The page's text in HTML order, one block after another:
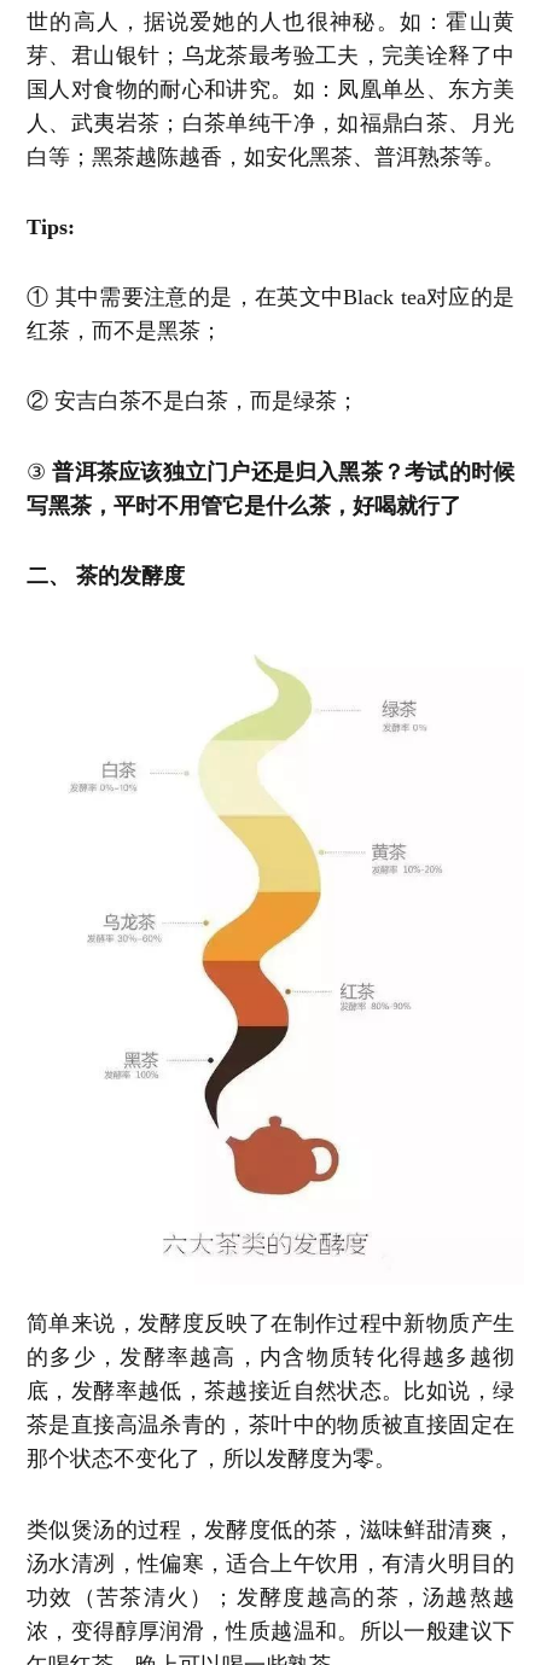
世的高人，据说爱她的人也很神秘。如：霍山黄
芽、君山银针；乌龙茶最考验工夫，完美诠释了中
国人对食物的耐心和讲究。如：凤凰单丛、东方美
人、武夷岩茶；白茶单纯干净，如福鼎白茶、月光
白等；黑茶越陈越香，如安化黑茶、普洱熟茶等。
Tips:
① 其中需要注意的是，在英文中Black tea对应的是
红茶，而不是黑茶；
② 安吉白茶不是白茶，而是绿茶；
③普洱茶应该独立门户还是归入黑茶？考试的时候
写黑茶，平时不用管它是什么茶，好喝就行了
二、 茶的发酵度
简单来说，发酵度反映了在制作过程中新物质产生
的多少，发酵率越高，内含物质转化得越多越彻
底，发酵率越低，茶越接近自然状态。比如说，绿
茶是直接高温杀青的，茶叶中的物质被直接固定在
那个状态不变化了，所以发酵度为零。
类似煲汤的过程，发酵度低的茶，滋味鲜甜清爽，
汤水清冽，性偏寒，适合上午饮用，有清火明目的
功效（苦茶清火）；发酵度越高的茶，汤越熬越
浓，变得醇厚润滑，性质越温和。所以一般建议下